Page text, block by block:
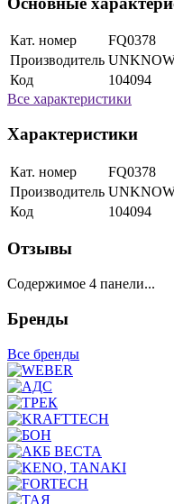
Кат. номер
FQ0378
Производитель
Код
104094
Все характеристики
Характеристики
Кат. номер
FQ0378
Производитель
Код
104094
Отзывы
Содержимое 4 панели...
Бренды
Все бренды